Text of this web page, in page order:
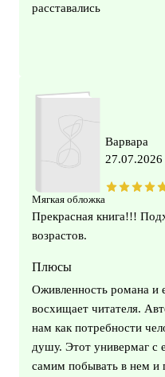
расставались
Мягкая обложка
Варвара
27.07.2026
Прекрасная книга!!!
возрастов.
Плюсы
Оживленность романа и
восхищает читателя.
нам как потребности
душу. Этот универмаг с
самим побывать в нем и